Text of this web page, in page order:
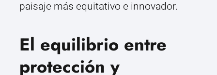
paisaje más equitativo e innovador.
El equilibrio entre
protección y